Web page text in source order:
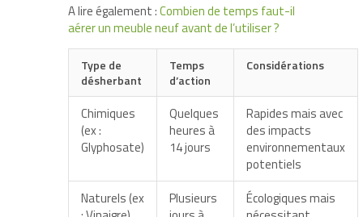
A lire également :Combien de temps faut-il
aérer un meuble neuf avant de l’utiliser ?
Type de
désherbant
Temps
d’action
Considérations
Chimiques
(ex :
Glyphosate)
Quelques
heures à
14 jours
Rapides mais avec
des impacts
environnementaux
potentiels
Naturels (ex
Plusieurs
Écologiques mais